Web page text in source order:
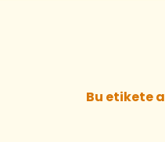
Bu etikete